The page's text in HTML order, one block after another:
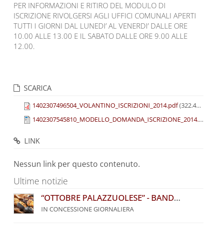
PER INFORMAZIONI E RITIRO DEL MODULO DI
ISCRIZIONE RIVOLGERSI AGLI UFFICI COMUNALI APERTI
TUTTI I GIORNI DAL LUNEDI’ AL VENERDI’ DALLE ORE
10.00 ALLE 13.00 E IL SABATO DALLE ORE 9.00 ALLE
12.00.
SCARICA
1402307496504_VOLANTINO_ISCRIZIONI_2014.pdf(322.44 KB)
1402307545810_MODELLO_DOMANDA_ISCRIZIONE_2014.doc
LINK
Nessun link per questo contenuto.
Ultime notizie
“OTTOBRE PALAZZUOLESE” - BANDO COMUNALE PER L’ASSEGNAZIONE DI POSTEGGI
IN CONCESSIONE GIORNALIERA